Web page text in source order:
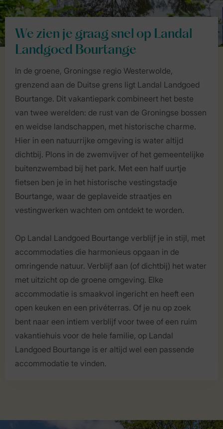
We zien je graag snel op Landal
Landgoed Bourtange
In de groene, Groningse regio Westerwolde,
grenzend aan de Duitse grens ligt Landal Landgoed
Bourtange. Dit vakantiepark combineert het beste
van twee werelden: de rust van de Groningse bossen
en weidse landschappen, met historische charme.
Hier in een natuurrijke omgeving is water altijd
dichtbij. Plons in de zwemvijver of het gemeentelijke
buitenzwembad bij het park. Met een half uurtje
fietsen ben je in het historische vestingstadje
Bourtange, waar de geplaveide straatjes en
vestingwerken wachten om ontdekt te worden.
Op Landal Landgoed Bourtange verblijf je in stijl, met
accommodaties die harmonieus opgaan in de
omringende natuur. Verblijf aan (of dichtbij) het water
met uitzicht op de groene omgeving. Elke
accommodatie is smaakvol ingericht en heeft een
open keuken en een privéterras. Of je nu op zoek
bent naar een intiem verblijf voor twee of een ruim
vakantiehuis voor de hele familie, op Landal
Landgoed Bourtange is er altijd wel een passende
accommodatie te vinden.